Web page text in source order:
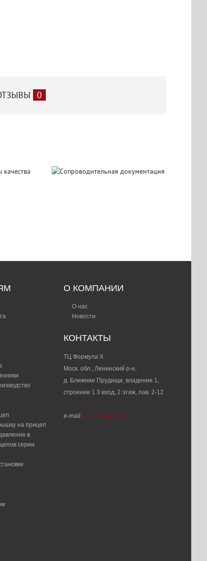
0
на прицеп
в
серии
О КОМПАНИИ
О нас
Новости
КОНТАКТЫ
ТЦ Формула Х
Моск. обл., Ленинский р-н,
д. Ближние Прудищи, владение 1,
строение 1 3 вход, 2 этаж, пав. 2-12
e-mail: 2210018@bk.ru